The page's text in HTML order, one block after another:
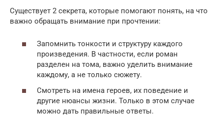
Существует 2 секрета, которые помогают понять, на что
важно обращать внимание при прочтении:
Запомнить тонкости и структуру каждого
произведения. В частности, если роман
разделен на тома, важно уделить внимание
каждому, а не только сюжету.
Смотреть на имена героев, их поведение и
другие нюансы жизни. Только в этом случае
можно дать правильные ответы.